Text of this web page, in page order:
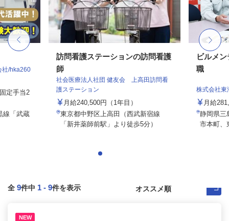
社/hka260
定手当2
線「武蔵
訪問看護ステーションの訪問看護
師
社会医療法人社団 健友会 上高田訪問看
護ステーション
月給240,500円（1年目）
東京都中野区上高田（西武新宿線
「新井薬師前駅」より徒歩5分）
ビルメ
職
株式会社東
月給
静岡県三
市本町、
全 9件中 1 - 9件を表示
NEW